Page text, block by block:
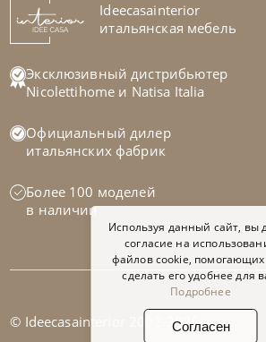
Стенка Atlante Unit_At105
На заказ 45-90 дн
Ideecasainterior
итальянская мебель
Эксклюзивный дистрибьютер
Nicolettihome и Natisa Italia
Официальный дилер
итальянских фабрик
Более 100 моделей
в наличии
© Ideecasainterior 2002-2026
Используя данный сайт, вы
согласие на
файлов cookie,
сделать его удобнее для
Подробнее
Согласен